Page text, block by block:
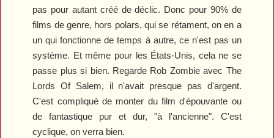
pas pour autant créé de déclic. Donc pour 90% de
films de genre, hors polars, qui se rétament, on en a
un qui fonctionne de temps à autre, ce n'est pas un
système. Et même pour les États-Unis, cela ne se
passe plus si bien. Regarde Rob Zombie avec The
LordsOf Salem, il n'avait presque pas d'argent.
C'est compliqué de monter du film d'épouvante ou
de fantastique pur et dur, "à l'ancienne". C'est
cyclique, on verra bien.